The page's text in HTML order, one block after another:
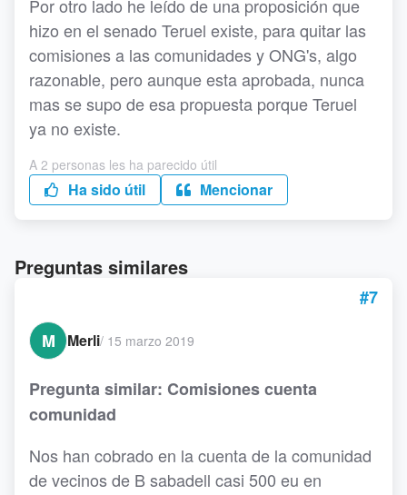
Por otro lado he leído de una proposición que
hizo en el senado Teruel existe, para quitar las
comisiones a las comunidades y ONG's, algo
razonable, pero aunque esta aprobada, nunca
mas se supo de esa propuesta porque Teruel
ya no existe.
A 2 personas les ha parecido útil
Ha sido útil Mencionar
Preguntas similares
#7
M
Merli/ 15 marzo 2019
Pregunta similar: Comisiones cuenta
comunidad
Nos han cobrado en la cuenta de la comunidad
de vecinos de B sabadell casi 500 eu en